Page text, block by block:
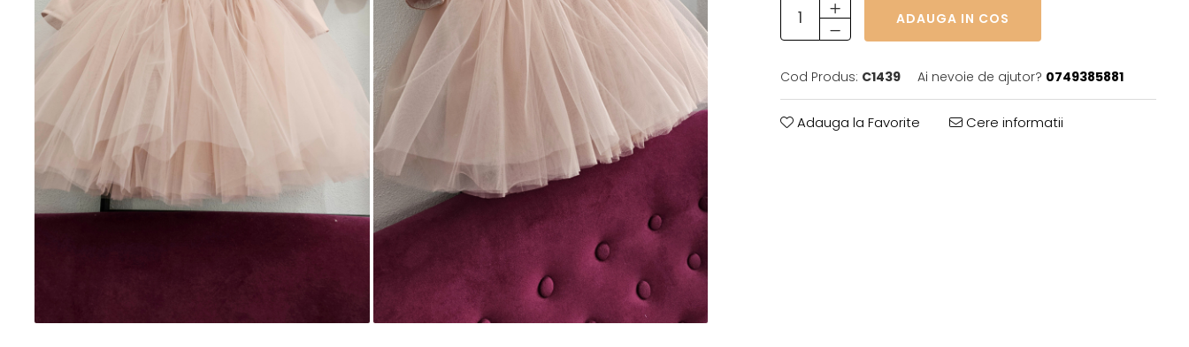
Baieti
DE INVELIT/PERNE
FETITE
Palton/Cape
Rochii Bumbac
Rochii Festive
ADAUGA IN COS
Cod Produs: C1439 Ai nevoie de ajutor? 0749385881
Adauga la Favorite Cere informatii